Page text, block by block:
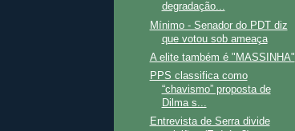
degradação...
Mínimo - Senador do PDT diz
que votou sob ameaça
A elite também é "MASSINHA"
PPS classifica como
“chavismo” proposta de
Dilma s...
Entrevista de Serra divide